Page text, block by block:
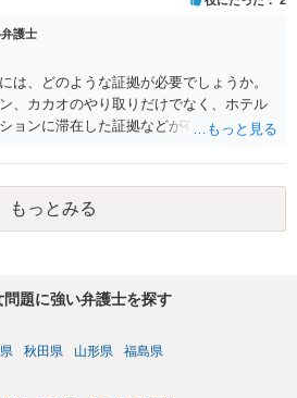
護士
は、どのような証拠が必要でしょうか。
、カカオのやり取りだけでなく、ホテル
ョンに滞在した証拠などが有効です。 不
ことができると思われます。 ただし、不
ると、不貞を許したとの評価につながる
ください。 以上、ご参考まで。
もっとみる
題に強い弁護士を探す
秋田県 山形県 福島県